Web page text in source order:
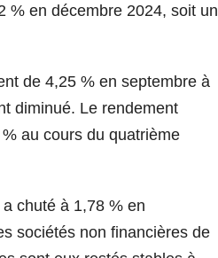
% en décembre 2024, soit un
de 4,25 % en septembre à
diminué. Le rendement
au cours du quatrième
chuté à 1,78 % en
sociétés non financières de